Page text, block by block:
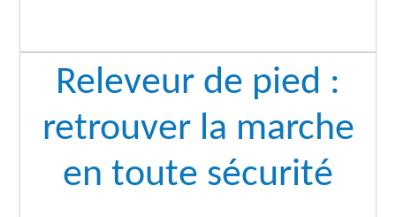
Releveur de pied :
retrouver la marche
en toute sécurité